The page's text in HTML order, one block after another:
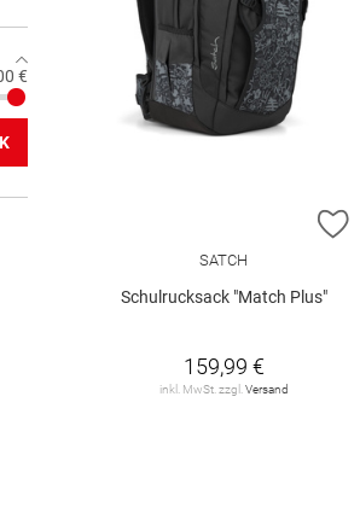
€
SATCH
Schulrucksack "Match Plus"
159,99 €
inkl. MwSt. zzgl. Versand